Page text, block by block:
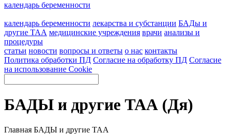
календарь беременности
календарь беременности лекарства и субстанции БАДы и
другие ТАА медицинские учреждения врачи анализы и
процедуры
статьи новости вопросы и ответы о нас контакты
Политика обработки ПД Согласие на обработку ПД Согласие
на использование Cookie
БАДЫ и другие ТАА (Дя)
Главная БАДЫ и другие ТАА